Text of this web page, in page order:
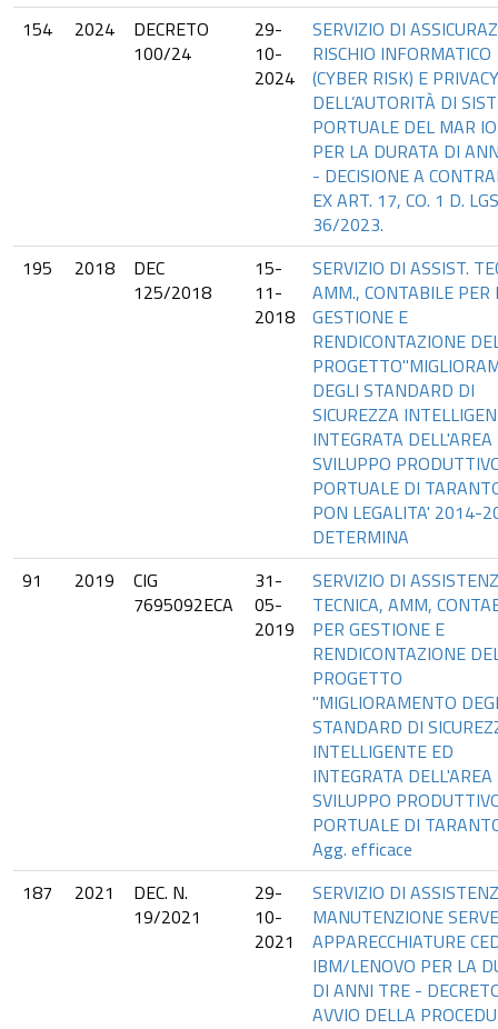
154
2024
DECRETO
100/24
29-
10-
2024
SERVIZIO DI
RISCHIO INFORMATICO
(CYBER RISK) E PRIVACY
DELL’AUTORITÀ DI
PORTUALE DEL MAR
PER LA DURATA DI
- DECISIONE A
EX ART. 17, CO. 1 D.
36/2023.
195
2018
DEC
125/2018
15-
11-
2018
SERVIZIO DI ASSIST.
AMM., CONTABILE PER
GESTIONE E
RENDICONTAZIONE
DEGLI STANDARD DI
SICUREZZA
INTEGRATA
SVILUPPO
PORTUALE DI
PON LEGALITA' 2014-
DETERMINA
91
2019
CIG
7695092ECA
31-
05-
2019
SERVIZIO DI
TECNICA, AMM,
PER GESTIONE E
RENDICONTAZIONE
PROGETTO
"MIGLIORAMENTO
STANDARD DI
INTELLIGENTE ED
INTEGRATA
SVILUPPO
PORTUALE DI
Agg. efficace
187
2021
DEC. N.
19/2021
29-
10-
2021
SERVIZIO DI
MANUTENZIONE
APPARECCHIATURE
IBM/LENOVO PER LA
DI ANNI TRE -
AVVIO DELLA